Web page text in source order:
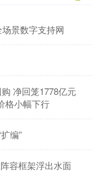
景数字支持网
净回笼1778亿元
格小幅下行
编”
容框架浮出水面